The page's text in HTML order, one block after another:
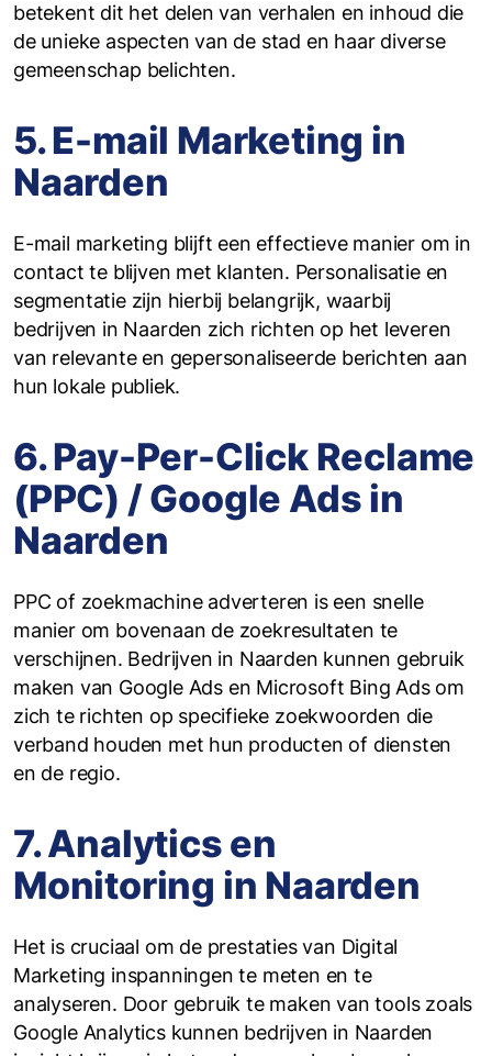
betekent dit het delen van verhalen en inhoud die
de unieke aspecten van de stad en haar diverse
gemeenschap belichten.
5. E-mail Marketing in
Naarden
E-mail marketing blijft een effectieve manier om in
contact te blijven met klanten. Personalisatie en
segmentatie zijn hierbij belangrijk, waarbij
bedrijven in Naarden zich richten op het leveren
van relevante en gepersonaliseerde berichten aan
hun lokale publiek.
6. Pay-Per-Click Reclame
(PPC) / Google Ads in
Naarden
PPC of zoekmachine adverteren is een snelle
manier om bovenaan de zoekresultaten te
verschijnen. Bedrijven in Naarden kunnen gebruik
maken van Google Ads en Microsoft Bing Ads om
zich te richten op specifieke zoekwoorden die
verband houden met hun producten of diensten
en de regio.
7. Analytics en
Monitoring in Naarden
Het is cruciaal om de prestaties van Digital
Marketing inspanningen te meten en te
analyseren. Door gebruik te maken van tools zoals
Google Analytics kunnen bedrijven in Naarden